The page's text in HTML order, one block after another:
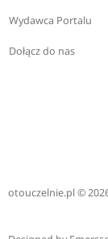
Wydawca Portalu
Dołącz do nas
otouczelnie.pl©